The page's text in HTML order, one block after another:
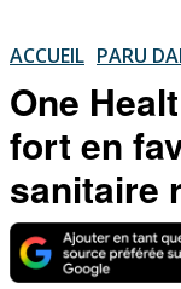
ACCUEIL PARU
One
fort en
sanitaire